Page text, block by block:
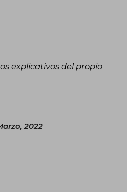
explicativos del propio
2022